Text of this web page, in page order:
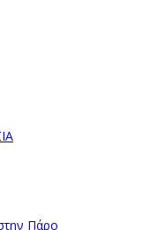
Πάρο